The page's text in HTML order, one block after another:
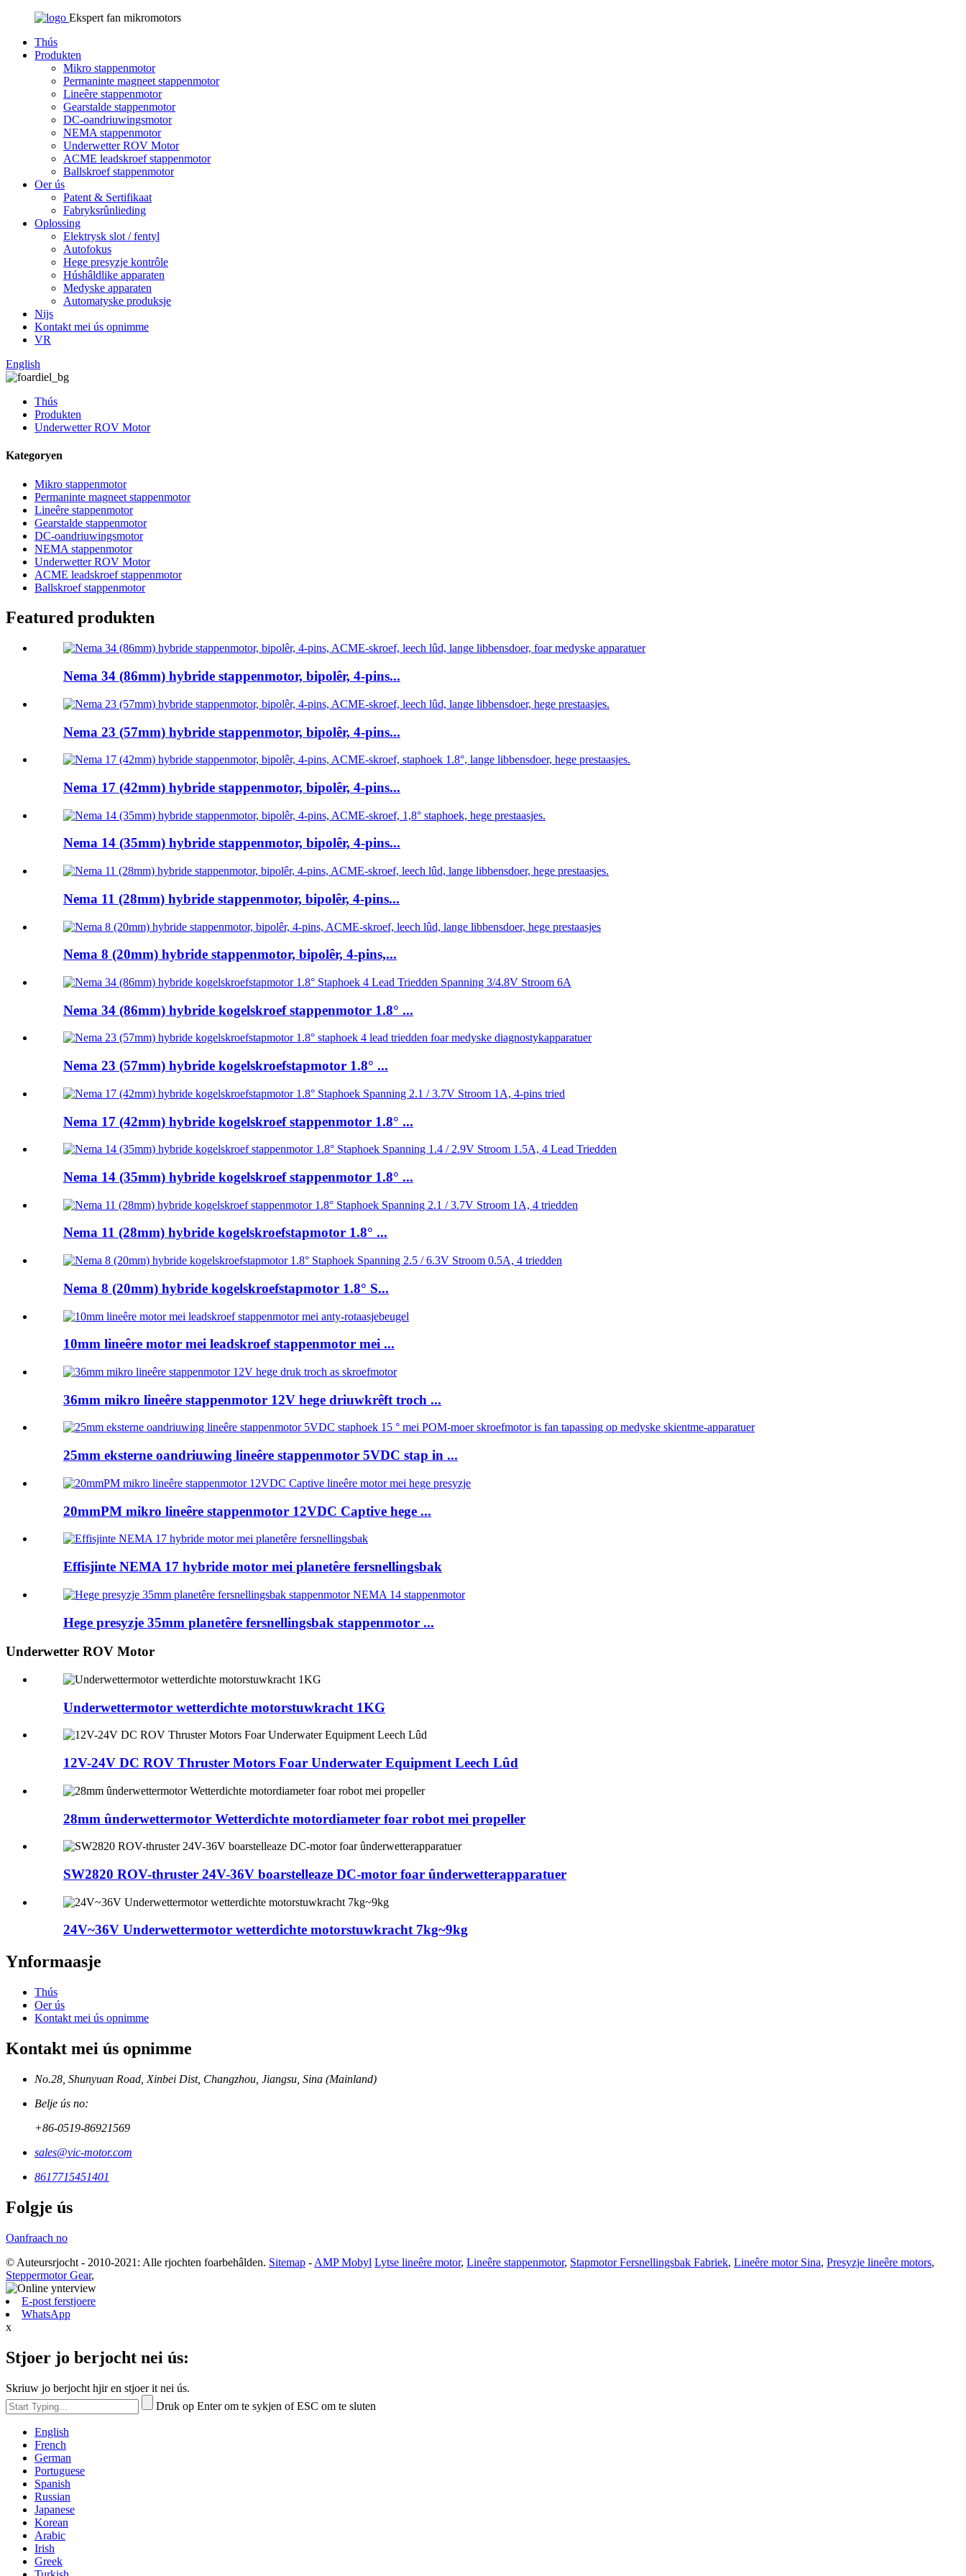
Ekspert fan mikromotors
Thús
Produkten
Mikro stappenmotor
Permaninte magneet stappenmotor
Lineêre stappenmotor
Gearstalde stappenmotor
DC-oandriuwingsmotor
NEMA stappenmotor
Underwetter ROV Motor
ACME leadskroef stappenmotor
Ballskroef stappenmotor
Oer ús
Patent & Sertifikaat
Fabryksrûnlieding
Oplossing
Elektrysk slot / fentyl
Autofokus
Hege presyzje kontrôle
Húshâldlike apparaten
Medyske apparaten
Automatyske produksje
Nijs
Kontakt mei ús opnimme
VR
English
Thús
Produkten
Underwetter ROV Motor
Kategoryen
Mikro stappenmotor
Permaninte magneet stappenmotor
Lineêre stappenmotor
Gearstalde stappenmotor
DC-oandriuwingsmotor
NEMA stappenmotor
Underwetter ROV Motor
ACME leadskroef stappenmotor
Ballskroef stappenmotor
Featured produkten
Nema 34 (86mm) hybride stappenmotor, bipolêr, 4-pins...
Nema 23 (57mm) hybride stappenmotor, bipolêr, 4-pins...
Nema 17 (42mm) hybride stappenmotor, bipolêr, 4-pins...
Nema 14 (35mm) hybride stappenmotor, bipolêr, 4-pins...
Nema 11 (28mm) hybride stappenmotor, bipolêr, 4-pins...
Nema 8 (20mm) hybride stappenmotor, bipolêr, 4-pins,...
Nema 34 (86mm) hybride kogelskroef stappenmotor 1.8° ...
Nema 23 (57mm) hybride kogelskroefstapmotor 1.8° ...
Nema 17 (42mm) hybride kogelskroef stappenmotor 1.8° ...
Nema 14 (35mm) hybride kogelskroef stappenmotor 1.8° ...
Nema 11 (28mm) hybride kogelskroefstapmotor 1.8° ...
Nema 8 (20mm) hybride kogelskroefstapmotor 1.8° S...
10mm lineêre motor mei leadskroef stappenmotor mei ...
36mm mikro lineêre stappenmotor 12V hege driuwkrêft troch ...
25mm eksterne oandriuwing lineêre stappenmotor 5VDC stap in ...
20mmPM mikro lineêre stappenmotor 12VDC Captive hege ...
Effisjinte NEMA 17 hybride motor mei planetêre fersnellingsbak
Hege presyzje 35mm planetêre fersnellingsbak stappenmotor ...
Underwetter ROV Motor
Underwettermotor wetterdichte motorstuwkracht 1KG
12V-24V DC ROV Thruster Motors Foar Underwater Equipment Leech Lûd
28mm ûnderwettermotor Wetterdichte motordiameter foar robot mei propeller
SW2820 ROV-thruster 24V-36V boarstelleaze DC-motor foar ûnderwetterapparatuer
24V~36V Underwettermotor wetterdichte motorstuwkracht 7kg~9kg
Ynformaasje
Thús
Oer ús
Kontakt mei ús opnimme
Kontakt mei ús opnimme
No.28, Shunyuan Road, Xinbei Dist, Changzhou, Jiangsu, Sina (Mainland)
Belje ús no:
+86-0519-86921569
sales@vic-motor.com
8617715451401
Folgje ús
Oanfraach no
© Auteursrjocht - 2010-2021: Alle rjochten foarbehâlden. Sitemap - AMP Mobyl Lytse lineêre motor, Lineêre stappenmotor, Stapmotor Fersnellingsbak Fabriek, Lineêre motor Sina, Presyzje lineêre motors,
Steppermotor Gear,
E-post ferstjoere
WhatsApp
x
Stjoer jo berjocht nei ús:
Skriuw jo berjocht hjir en stjoer it nei ús.
Druk op Enter om te sykjen of ESC om te sluten
English
French
German
Portuguese
Spanish
Russian
Japanese
Korean
Arabic
Irish
Greek